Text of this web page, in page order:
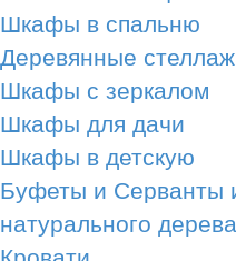
Шкафы в спальню
Деревянные
Шкафы с зеркалом
Шкафы для дачи
Шкафы в детскую
Буфеты и Серванты
натурального дерева